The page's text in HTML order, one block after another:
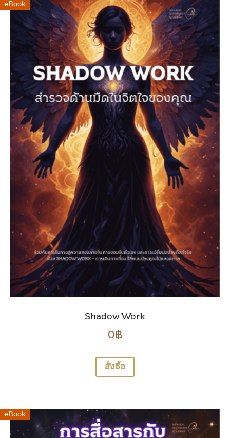
eBook
Shadow Work
0฿
สั่งซื้อ
eBook